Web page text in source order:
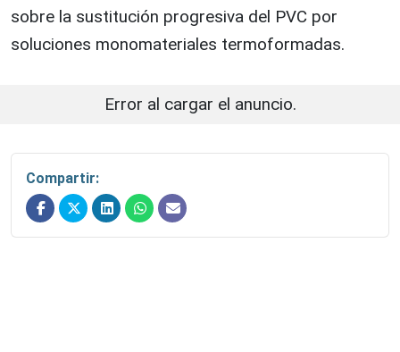
sobre la sustitución progresiva del PVC por
soluciones monomateriales termoformadas.
Error al cargar el anuncio.
Compartir: